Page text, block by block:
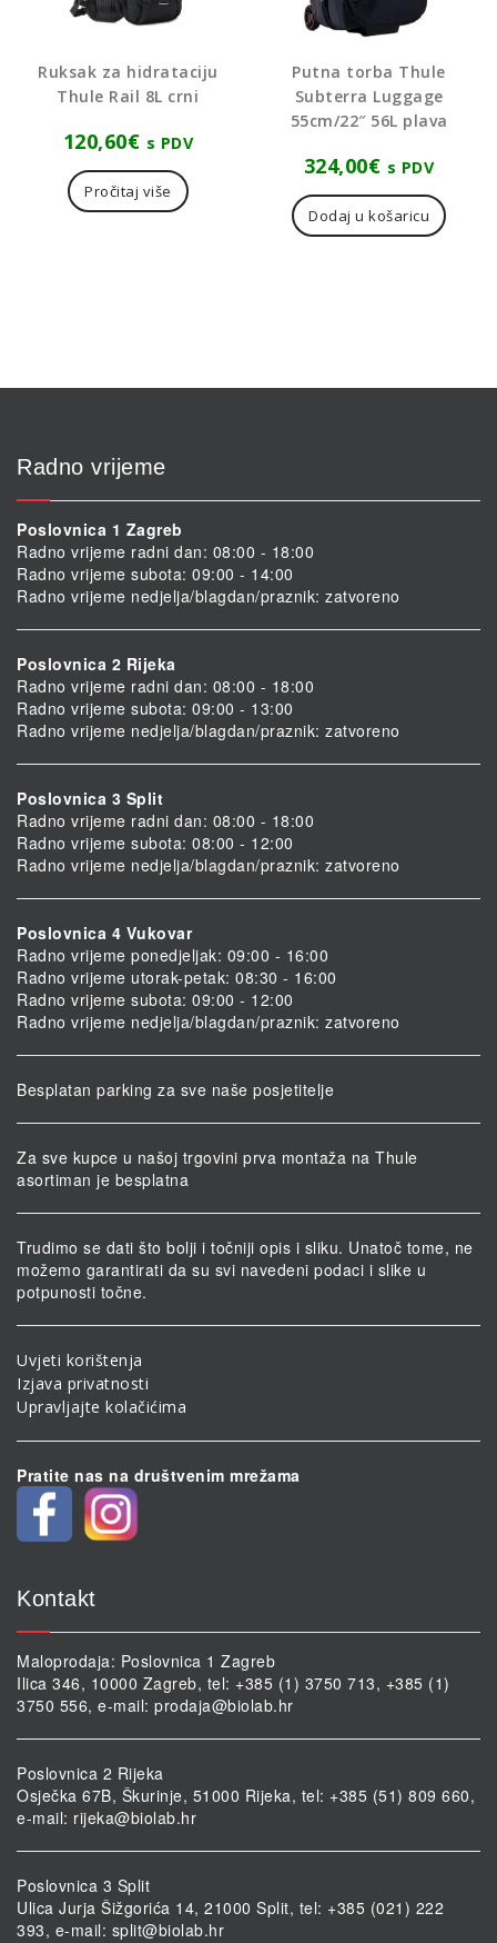
Ruksak za hidrataciju
Thule Rail 8L crni
120,60€ s PDV
Pročitaj više
Putna torba Thule
Subterra Luggage
55cm/22″ 56L plava
324,00€ s PDV
Dodaj u košaricu
Radno vrijeme
Poslovnica 1 Zagreb
Radno vrijeme radni dan: 08:00 - 18:00
Radno vrijeme subota: 09:00 - 14:00
Radno vrijeme nedjelja/blagdan/praznik: zatvoreno
Poslovnica 2 Rijeka
Radno vrijeme radni dan: 08:00 - 18:00
Radno vrijeme subota: 09:00 - 13:00
Radno vrijeme nedjelja/blagdan/praznik: zatvoreno
Poslovnica 3 Split
Radno vrijeme radni dan: 08:00 - 18:00
Radno vrijeme subota: 08:00 - 12:00
Radno vrijeme nedjelja/blagdan/praznik: zatvoreno
Poslovnica 4 Vukovar
Radno vrijeme ponedjeljak: 09:00 - 16:00
Radno vrijeme utorak-petak: 08:30 - 16:00
Radno vrijeme subota: 09:00 - 12:00
Radno vrijeme nedjelja/blagdan/praznik: zatvoreno
Besplatan parking za sve naše posjetitelje
Za sve kupce u našoj trgovini prva montaža na Thule
asortiman je besplatna
Trudimo se dati što bolji i točniji opis i sliku. Unatoč tome, ne
možemo garantirati da su svi navedeni podaci i slike u
potpunosti točne.
Uvjeti korištenja
Izjava privatnosti
Upravljajte kolačićima
Pratite nas na društvenim mrežama
Kontakt
Maloprodaja: Poslovnica 1 Zagreb
Ilica 346, 10000 Zagreb, tel: +385 (1) 3750 713, +385 (1)
3750 556, e-mail: prodaja@biolab.hr
Poslovnica 2 Rijeka
Osječka 67B, Škurinje, 51000 Rijeka, tel: +385 (51) 809 660,
e-mail: rijeka@biolab.hr
Poslovnica 3 Split
Ulica Jurja Šižgorića 14, 21000 Split, tel: +385 (021) 222
393, e-mail: split@biolab.hr